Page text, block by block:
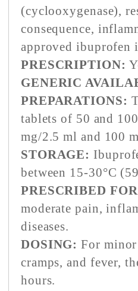
(cyclooxygenase),
consequence,
approved ibuprofen
PRESCRIPTION:
GENERIC
PREPARATIONS:
tablets of 50 and
mg/2.5 ml and 100
STORAGE:
between 15-30°C
PRESCRIBED
moderate pain,
diseases.
DOSING: For minor
cramps, and fever,
hours.